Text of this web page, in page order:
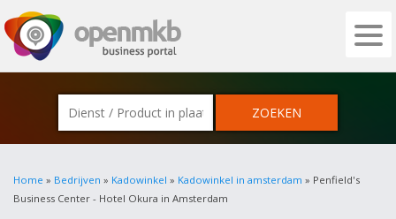
OPENMKB - DE ZAKELIJKE PORTAL
Home » Bedrijven » Kadowinkel » Kadowinkel in amsterdam » Penfield's
Business Center - Hotel Okura in Amsterdam